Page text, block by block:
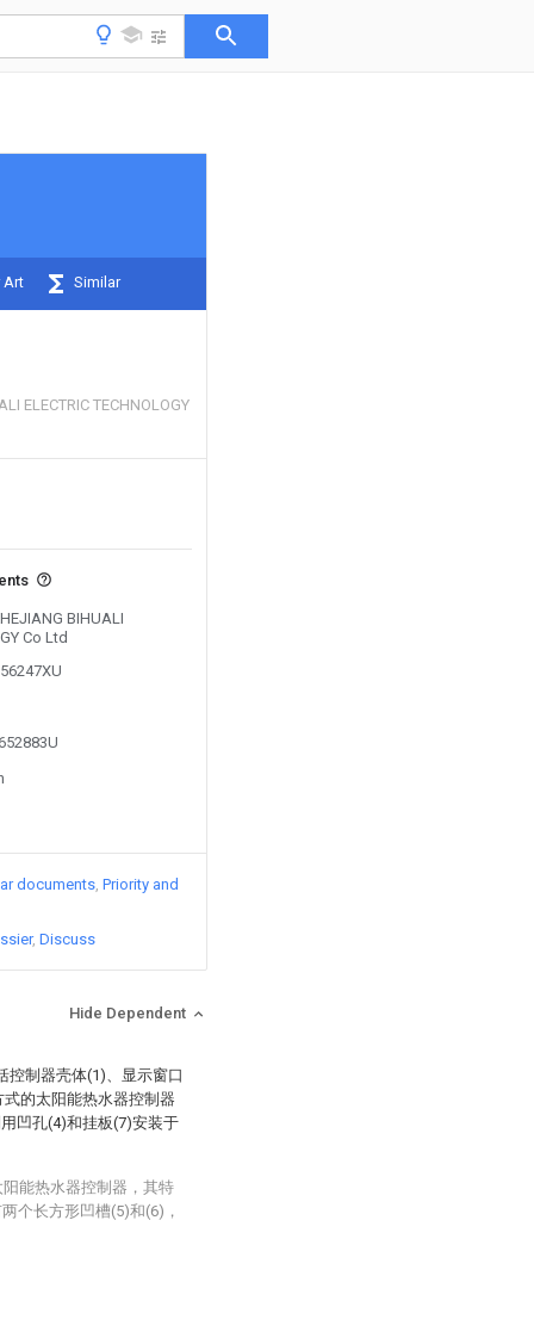
Art Similar
ELECTRIC TECHNOLOGY
BIHUALI
Co Ltd
documents Priority and
Discuss
Hide Dependent
控制器壳体(1)、显示窗口
的太阳能热水器控制器
凹孔(4)和挂板(7)安装于
能热水器控制器，其特
个长方形凹槽(5)和(6)，